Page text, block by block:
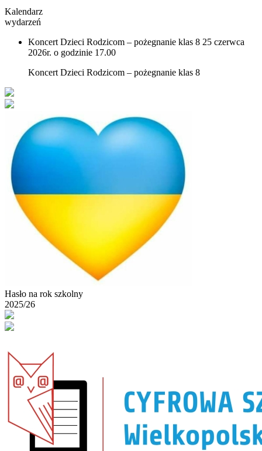
Kalendarz
wydarzeń
Koncert Dzieci Rodzicom – pożegnanie klas 8 25 czerwca
2026r. o godzinie 17.00
Koncert Dzieci Rodzicom – pożegnanie klas 8
Hasło na rok szkolny
2025/26